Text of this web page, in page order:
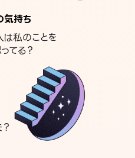
気持ち
私のことを
てる？